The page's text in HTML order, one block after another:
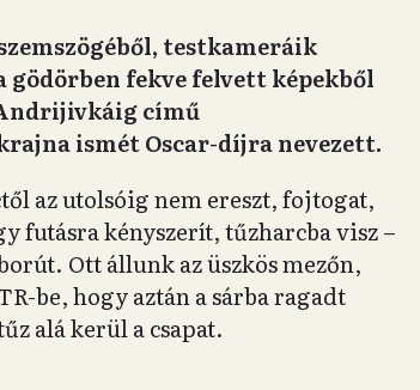
testkameráik
fekve felvett képekből
című
ismét Oscar-díjra nevezett.
az utolsóig nem ereszt, fojtogat,
futásra kényszerít, tűzharcba visz –
Ott állunk az üszkös mezőn,
be, hogy aztán a sárba ragadt
alá kerül a csapat.